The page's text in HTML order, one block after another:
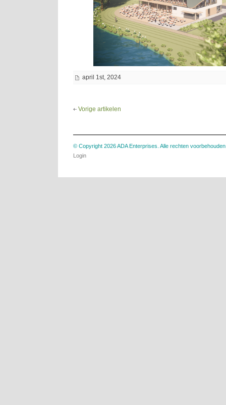
april 1st, 2024
Vorige artikelen
© Copyright 2026 ADA Enterprises. Alle rechten
Login